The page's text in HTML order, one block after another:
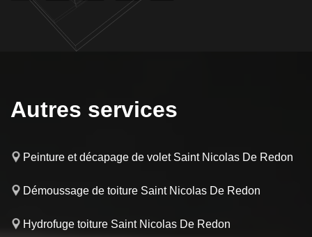
Autres services
Peinture et décapage de volet Saint Nicolas De Redon
Démoussage de toiture Saint Nicolas De Redon
Hydrofuge toiture Saint Nicolas De Redon